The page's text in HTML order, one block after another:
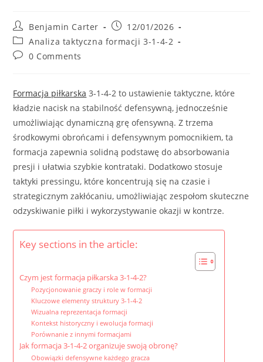
Post
author:
Benjamin Carter
Post
published:
12/01/2026
Post
category:
Analiza taktyczna formacji 3-1-4-2
Post0 Comments
Formacja piłkarska 3-1-4-2 to ustawienie taktyczne, które
kładzie nacisk na stabilność defensywną, jednocześnie
umożliwiając dynamiczną grę ofensywną. Z trzema
środkowymi obrońcami i defensywnym pomocnikiem, ta
formacja zapewnia solidną podstawę do absorbowania
presji i ułatwia szybkie kontrataki. Dodatkowo stosuje
taktyki pressingu, które koncentrują się na czasie i
strategicznym zakłócaniu, umożliwiając zespołom skuteczne
odzyskiwanie piłki i wykorzystywanie okazji w kontrze.
Key sections in the article:
Czym jest formacja piłkarska 3-1-4-2?
Pozycjonowanie graczy i role w formacji
Kluczowe elementy struktury 3-1-4-2
Wizualna reprezentacja formacji
Kontekst historyczny i ewolucja formacji
Porównanie z innymi formacjami
Jak formacja 3-1-4-2 organizuje swoją obronę?
Obowiązki defensywne każdego gracza